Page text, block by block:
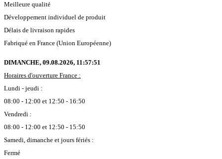
Meilleure qualité
Développement individuel de produit
Délais de livraison rapides
Fabriqué en France (Union Européenne)
DIMANCHE, 09.08.2026, 11:57:52
Horaires d'ouverture France :
Lundi - jeudi :
08:00 - 12:00 et 12:50 - 16:50
Vendredi :
08:00 - 12:00 et 12:50 - 15:50
Samedi, dimanche et jours fériés :
Fermé